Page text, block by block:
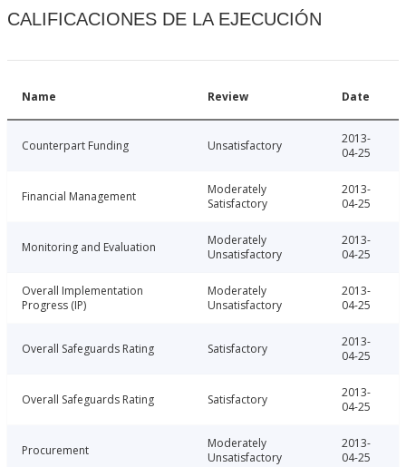
CALIFICACIONES DE LA EJECUCIÓN
Name Review Date
Counterpart Funding Unsatisfactory
2013-
04-25
Financial Management
Moderately
Satisfactory
2013-
04-25
Monitoring and Evaluation
Moderately
Unsatisfactory
2013-
04-25
Overall Implementation
Progress (IP)
Moderately
Unsatisfactory
2013-
04-25
Overall Safeguards Rating Satisfactory
2013-
04-25
Overall Safeguards Rating Satisfactory
2013-
04-25
Procurement
Moderately
Unsatisfactory
2013-
04-25